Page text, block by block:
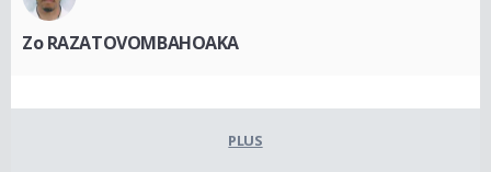
Zo RAZATOVOMBAHOAKA
PLUS